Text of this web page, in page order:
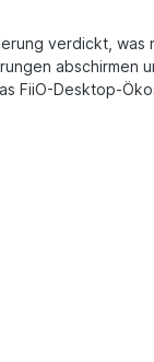
verdickt,
abschirmen
FiiO-Desktop-